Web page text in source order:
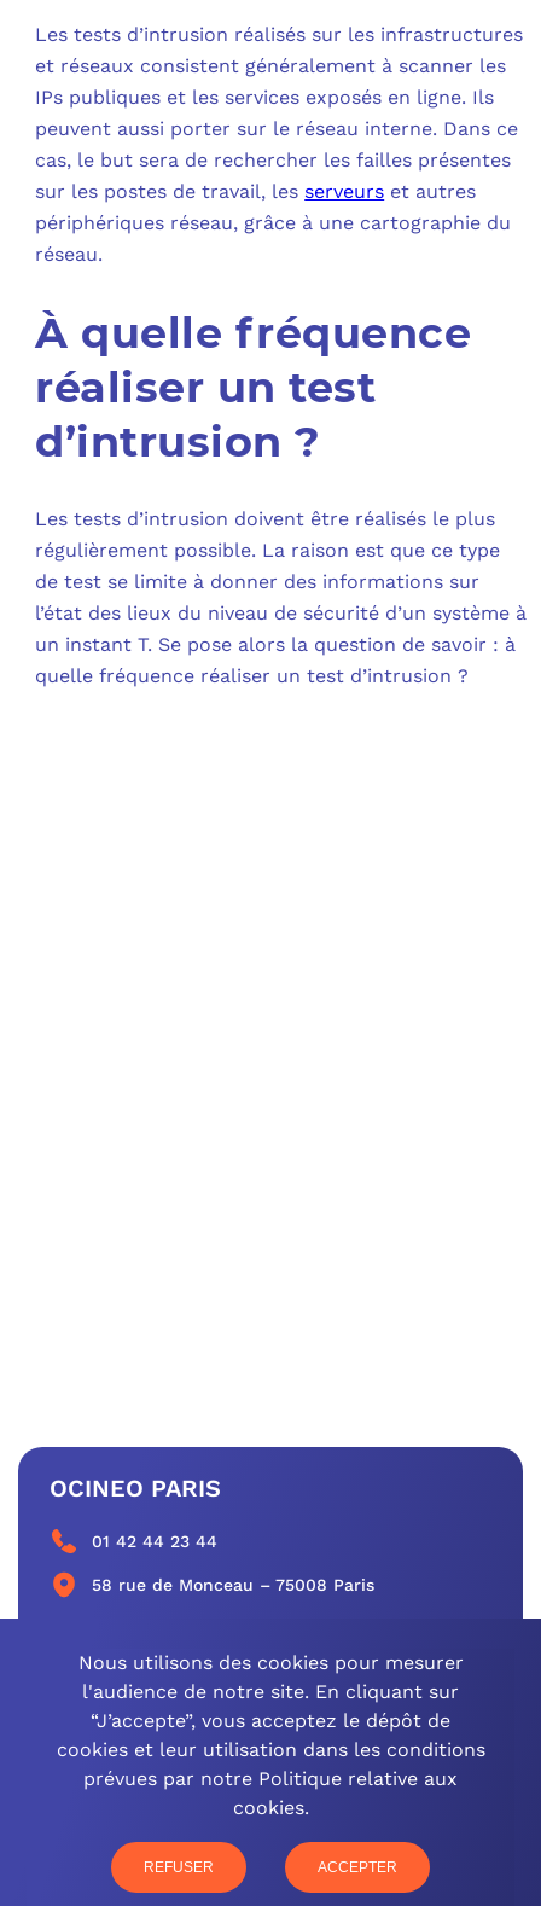
Les tests d’intrusion réalisés sur les infrastructures
et réseaux consistent généralement à scanner les
IPs publiques et les services exposés en ligne. Ils
peuvent aussi porter sur le réseau interne. Dans ce
cas, le but sera de rechercher les failles présentes
sur les postes de travail, les serveurs et autres
périphériques réseau, grâce à une cartographie du
réseau.
À quelle fréquence
réaliser un test
d’intrusion ?
Les tests d’intrusion doivent être réalisés le plus
régulièrement possible. La raison est que ce type
de test se limite à donner des informations sur
l’état des lieux du niveau de sécurité d’un système à
un instant T. Se pose alors la question de savoir : à
quelle fréquence réaliser un test d’intrusion ?
OCINEO PARIS
01 42 44 23 44
58 rue de Monceau – 75008 Paris
CONTACTEZ-NOUS
OCINEO GRAND EST
77 rue Paul Douce – 51480 Damery
Nous utilisons des cookies pour mesurer
l'audience de notre site. En cliquant sur
“J’accepte”, vous acceptez le dépôt de
cookies et leur utilisation dans les conditions
prévues par notre Politique relative aux
cookies.
REFUSER ACCEPTER